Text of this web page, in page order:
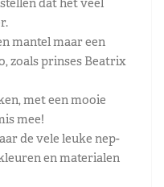
mantel maar een
zoals prinses Beatrix
met een mooie
mee!
de vele leuke nep-
en materialen